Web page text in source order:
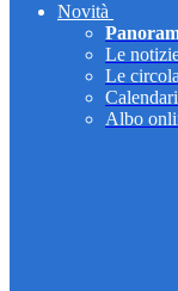
Novità
Le
Le
Albo